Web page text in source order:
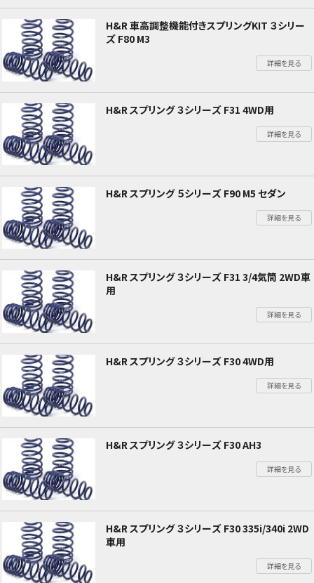
H&R 車高調整機能付きスプリングKIT ３シリー
ズ F80 M3
詳細を見る
H&R スプリング ３シリーズ F31 4WD用
詳細を見る
H&R スプリング ５シリーズ F90 M5 セダン
詳細を見る
H&R スプリング ３シリーズ F31 3/4気筒 2WD車
用
詳細を見る
H&R スプリング ３シリーズ F30 4WD用
詳細を見る
H&R スプリング ３シリーズ F30 AH3
詳細を見る
H&R スプリング ３シリーズ F30 335i/340i 2WD
車用
詳細を見る